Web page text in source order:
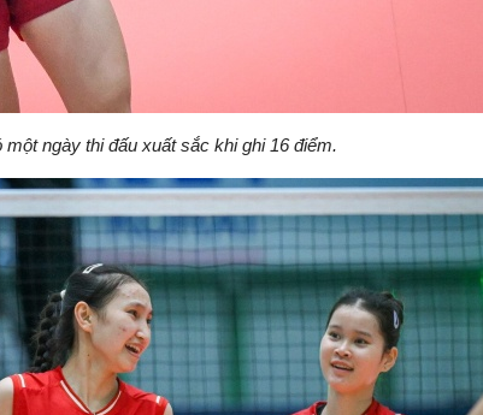
ngày thi đấu xuất sắc khi ghi 16 điểm.